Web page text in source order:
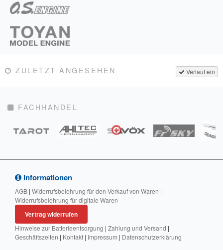
Verlauf ein
ZULETZT ANGESEHEN
FACHHANDEL
Informationen
AGB | Widerrufsbelehrung für den Verkauf von Waren |
Widerrufsbelehrung für digitale Waren
Vertrag widerrufen
Hinweise zur Batterieentsorgung | Zahlung und Versand |
Geschäftszeiten | Kontakt | Impressum | Datenschutzerklärung